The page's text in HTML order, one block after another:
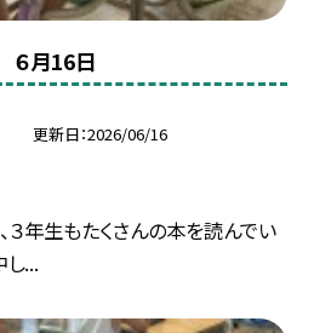
月16日
更新日 2026/06/16
３年生もたくさんの本を読んでい
し...